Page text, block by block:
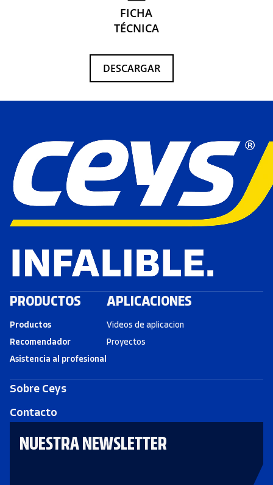
FICHA
TÉCNICA
DESCARGAR
PRODUCTOS
Productos
Recomendador
Asistencia al profesional
APLICACIONES
Videos de aplicacion
Proyectos
Sobre Ceys
Contacto
NUESTRA NEWSLETTER